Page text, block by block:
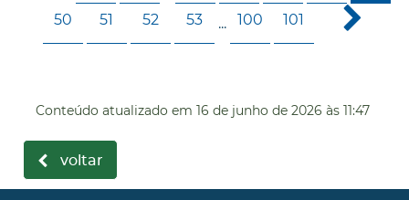
50 51 52 53 ... 100 101
Conteúdo atualizado em 16 de junho de 2026 às 11:47
voltar